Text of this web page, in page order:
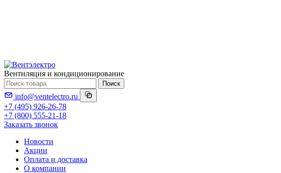
Вентиляция и кондиционирование
Поиск
info@ventelectro.ru
+7 (495) 926-26-78
+7 (800) 555-21-18
Заказать звонок
Новости
Акции
Оплата и доставка
О компании